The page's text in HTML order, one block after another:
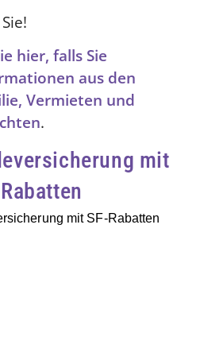
hier, falls Sie
aus den
Vermieten und
.
mit